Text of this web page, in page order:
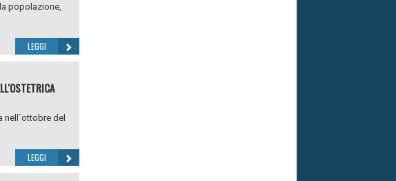
popolazione,
LEGGI
nell`ottobre del
LEGGI